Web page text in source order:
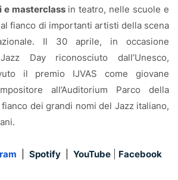
e masterclass in teatro, nelle scuole e
fianco di importanti artisti della scena
Il 30 aprile, in occasione
Day riconosciuto dall’Unesco,
il premio IJVAS come giovane
all’Auditorium Parco della
dei grandi nomi del Jazz italiano,
Spotify YouTube Facebook